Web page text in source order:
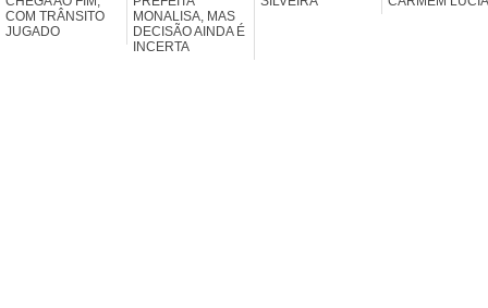
COM TRÂNSITO
JUGADO
MONALISA, MAS
DECISÃO AINDA É
INCERTA